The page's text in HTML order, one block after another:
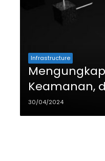
Infrastructure
Keamanan,
30/04/2024